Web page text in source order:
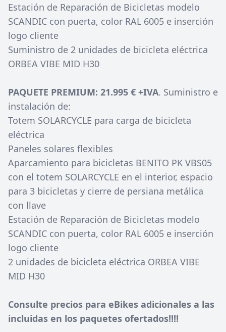
Estación de Reparación de Bicicletas modelo
SCANDIC con puerta, color RAL 6005 e inserción
logo cliente
Suministro de 2 unidades de bicicleta eléctrica
ORBEA VIBE MID H30
PAQUETE PREMIUM: 21.995 € +IVA. Suministro e
instalación de:
Totem SOLARCYCLE para carga de bicicleta
eléctrica
Paneles solares flexibles
Aparcamiento para bicicletas BENITO PK VBS05
con el totem SOLARCYCLE en el interior, espacio
para 3 bicicletas y cierre de persiana metálica
con llave
Estación de Reparación de Bicicletas modelo
SCANDIC con puerta, color RAL 6005 e inserción
logo cliente
2 unidades de bicicleta eléctrica ORBEA VIBE
MID H30
Consulte precios para eBikes adicionales a las
incluidas en los paquetes ofertados!!!!